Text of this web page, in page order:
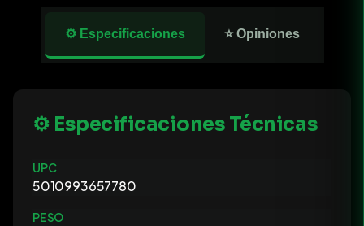
⚙️ Especificaciones ⭐ Opiniones
⚙️ Especificaciones Técnicas
UPC
5010993657780
PESO